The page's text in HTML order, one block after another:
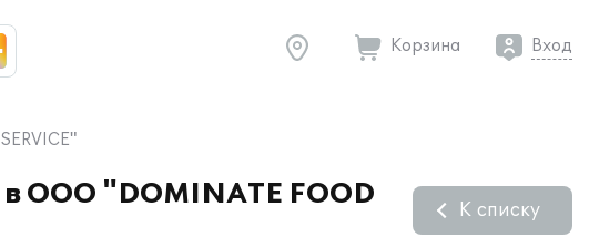
Корзина Вход
ООО "DOMINATE FOOD
К списку